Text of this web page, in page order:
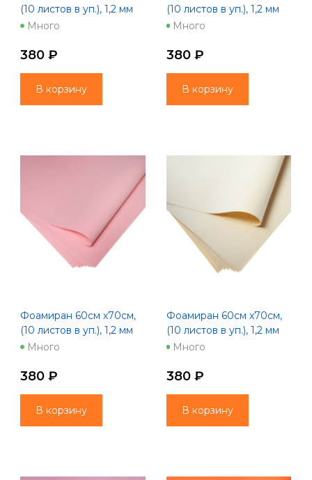
(10 листов в уп.), 1,2 мм
цв. слоновая кость
Много
380 ₽
В корзину
(10 листов в уп.), 1,2 мм
цв. фиолетовый (1070)
Много
380 ₽
В корзину
Фоамиран 60см х70см,
(10 листов в уп.), 1,2 мм
цв. фуксия (1072)
Много
380 ₽
В корзину
Фоамиран 60см х70см,
(10 листов в уп.), 1,2 мм
цв. шампань (1029)
Много
380 ₽
В корзину